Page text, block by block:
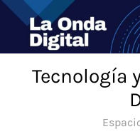
Saltar
contenido
Tecnología